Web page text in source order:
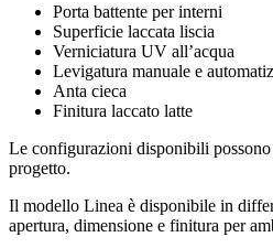
Porta battente per interni
Superficie laccata liscia
Verniciatura UV all’acqua
Levigatura manuale e
Anta cieca
Finitura laccato latte
Le configurazioni disponibili
progetto.
Il modello Linea è disponibile in
apertura, dimensione e finitura per